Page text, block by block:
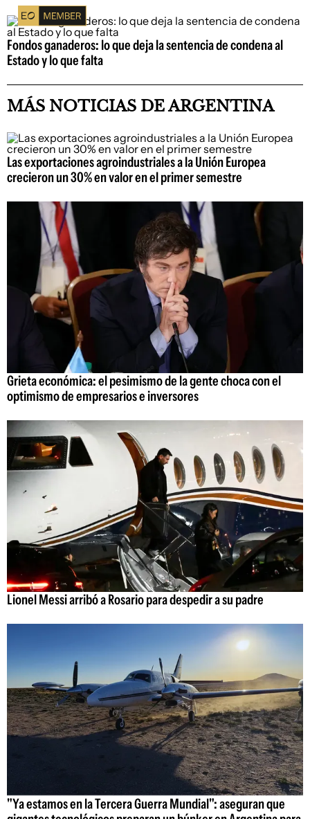
Fondos ganaderos: lo que deja la sentencia de condena al
Estado y lo que falta
MÁS NOTICIAS DE ARGENTINA
Las exportaciones agroindustriales a la Unión Europea
crecieron un 30% en valor en el primer semestre
Grieta económica: el pesimismo de la gente choca con el
optimismo de empresarios e inversores
Lionel Messi arribó a Rosario para despedir a su padre
"Ya estamos en la Tercera Guerra Mundial": aseguran que